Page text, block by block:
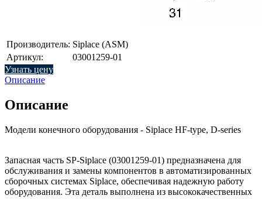
Производитель: Siplace (ASM)
Артикул:
03001259-01
Узнать цену
Описание
Описание
Модели конечного оборудования - Siplace HF-type, D-series
Запасная часть SP-Siplace (03001259-01) предназначена для
обслуживания и замены компонентов в автоматизированных
сборочных системах Siplace, обеспечивая надежную работу
оборудования. Эта деталь выполнена из высококачественных